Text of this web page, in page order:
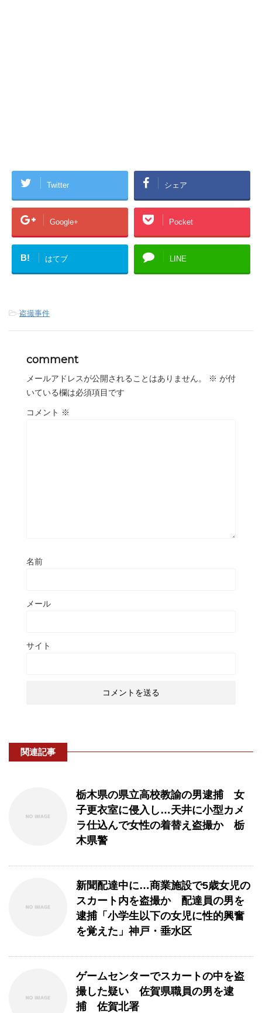
Twitter シェア
Google+ Pocket
B! はてブ LINE
-盗撮事件
comment
メールアドレスが公開されることはありません。 ※ が付
いている欄は必須項目です
コメント ※
名前
メール
サイト
関連記事
栃木県の県立高校教諭の男逮捕 女
子更衣室に侵入し…天井に小型カメ
ラ仕込んで女性の着替え盗撮か 栃
木県警
新聞配達中に…商業施設で5歳女児の
スカート内を盗撮か 配達員の男を
逮捕「小学生以下の女児に性的興奮
を覚えた」神戸・垂水区
ゲームセンターでスカートの中を盗
撮した疑い 佐賀県職員の男を逮
捕 佐賀北署